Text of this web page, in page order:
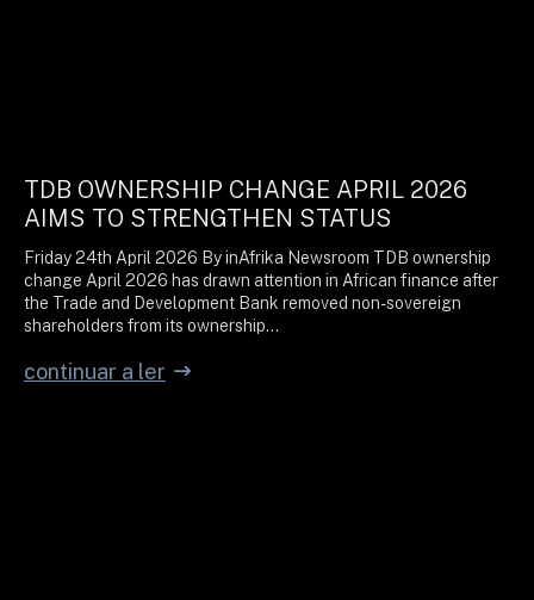
TDB OWNERSHIP CHANGE APRIL 2026
AIMS TO STRENGTHEN STATUS
Friday 24th April 2026 By inAfrika Newsroom TDB ownership
change April 2026 has drawn attention in African finance after
the Trade and Development Bank removed non-sovereign
shareholders from its ownership…
continuar a ler